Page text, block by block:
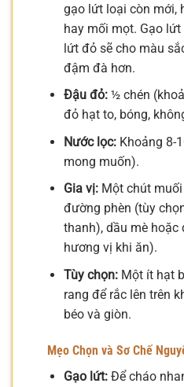
gạo lứt loại còn mới,
hay mối mọt. Gạo
lứt đỏ sẽ cho màu
đậm đà hơn.
Đậu đỏ:½ chén
đỏ hạt to, bóng,
Nước lọc:Khoảng 8-
mong muốn).
Gia vị:Một chút muối
đường phèn (tùy
thanh), dầu mè hoặc
hương vị khi ăn).
Tùy chọn:Một ít hạt
rang để rắc lên trên
béo và giòn.
Mẹo Chọn và Sơ Chế
Gạo lứt:Để cháo